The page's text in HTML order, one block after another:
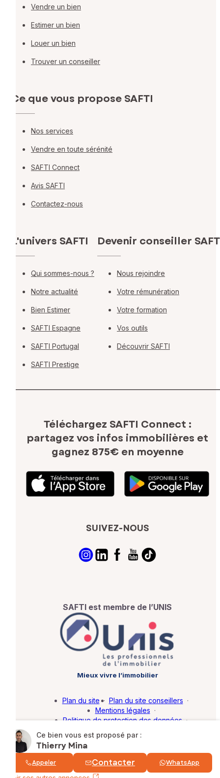
Ce bien vous est proposé par :
Thierry Mina
Appeler Contacter WhatsApp
Vendre un bien
Estimer un bien
Louer un bien
Trouver un conseiller
Ce que vous propose SAFTI
Nos services
Vendre en toute sérénité
SAFTI Connect
Avis SAFTI
Contactez-nous
L'univers SAFTI
Qui sommes-nous ?
Notre actualité
Bien Estimer
SAFTI Espagne
SAFTI Portugal
SAFTI Prestige
Devenir conseiller
Nous rejoindre
Votre rémunération
Votre formation
Vos outils
Découvrir SAFTI
Téléchargez SAFTI Connect :
partagez vos infos immobilières et
gagnez 875€ en moyenne
SUIVEZ-NOUS
SAFTI est membre de l’UNIS
Mieux vivre l’immobilier
© SAFTI 2026. Tous droits réservés.
Plan du site · Plan du site conseillers ·
Mentions légales ·
Politique de protection des données ·